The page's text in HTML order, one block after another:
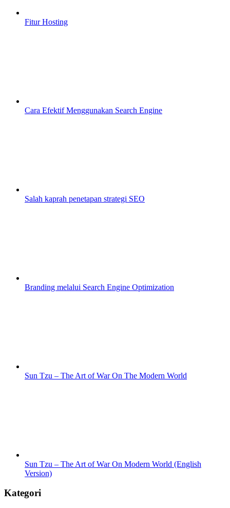
Fitur Hosting
Cara Efektif Menggunakan Search Engine
Salah kaprah penetapan strategi SEO
Branding melalui Search Engine Optimization
Sun Tzu – The Art of War On The Modern World
Sun Tzu – The Art of War On Modern World (English
Version)
Kategori